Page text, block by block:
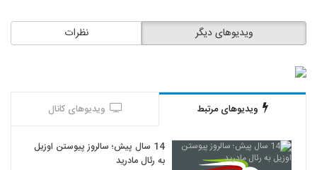
نظرات ویدیوهای دیگر
ویدیوهای مرتبط ویدیوهای کانال
14 سال پیش؛ سالروز پیوستن اوزیل
به رئال مادرید